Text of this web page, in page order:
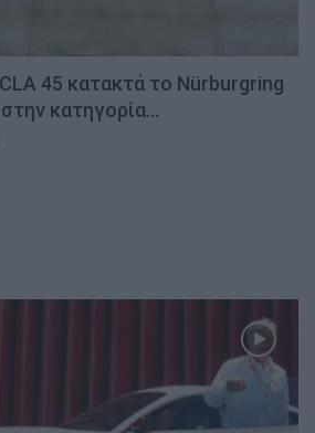
45 κατακτά το Nürburgring
κατηγορία…